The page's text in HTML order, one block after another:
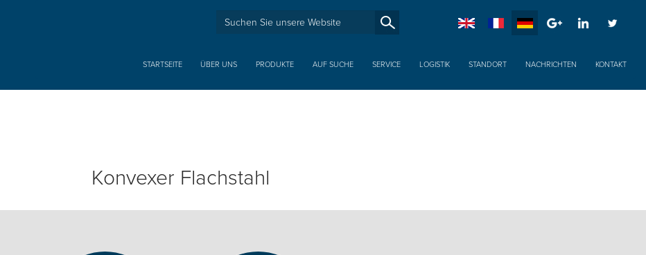
SucheXX
STARTSEITE ÜBER UNS PRODUKTE AUF SUCHE SERVICE LOGISTIK STANDORT NACHRICHTEN KONTAKT
Konvexer Flachstahl